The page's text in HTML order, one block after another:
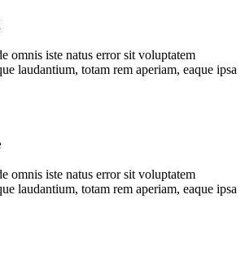
omnis iste natus error sit voluptatem
laudantium, totam rem aperiam, eaque ipsa
omnis iste natus error sit voluptatem
laudantium, totam rem aperiam, eaque ipsa